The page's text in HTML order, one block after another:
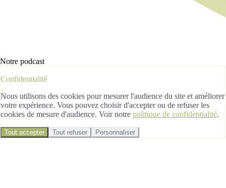
Notre podcast
Confidentialité
Nous utilisons des cookies pour mesurer l'audience du site et améliorer
votre expérience. Vous pouvez choisir d'accepter ou de refuser les
cookies de mesure d'audience. Voir notre politique de confidentialité.
Tout accepter Tout refuser Personnaliser